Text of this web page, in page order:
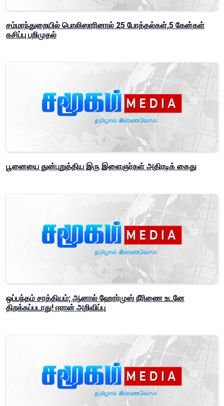
சம்மாந்துறையில் பொலிஸாரினால் 25 போத்தல்கள்,5 கேன்கள்
கசிப்பு பறிமுதல்
பூனையை துன்புறுத்திய இரு இளைஞர்கள் அதிரடிக் கைது
ஒப்பந்தம் சாத்தியம்; ஆனால் ஹோர்முஸ் நீரிணை உடனே
திறக்கப்படாது! ஈரான் அறிவிப்பு